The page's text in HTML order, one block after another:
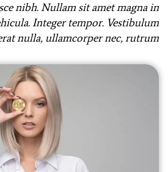
nibh. Nullam sit amet magna in
Integer tempor. Vestibulum
nulla, ullamcorper nec, rutrum…